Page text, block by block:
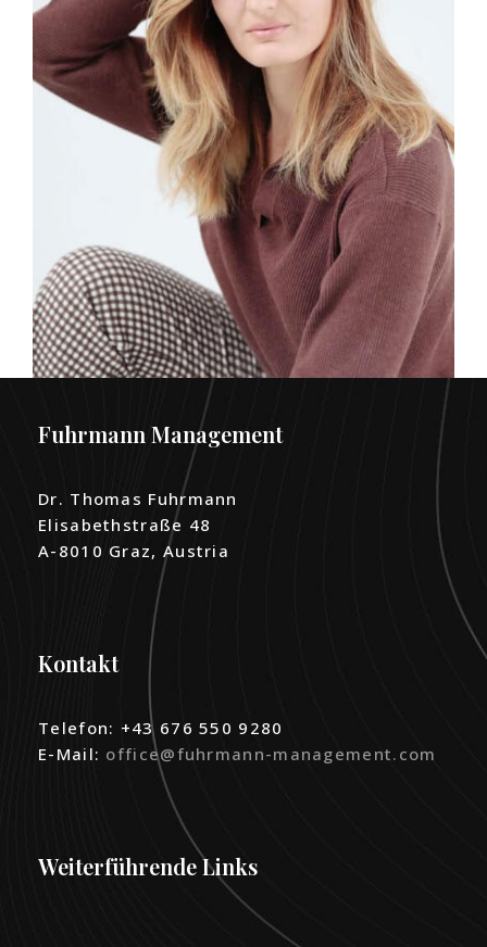
Fuhrmann Management
Dr. Thomas Fuhrmann
Elisabethstraße 48
A-8010 Graz, Austria
Kontakt
Telefon: +43 676 550 9280
E-Mail: office@fuhrmann-management.com
Weiterführende Links